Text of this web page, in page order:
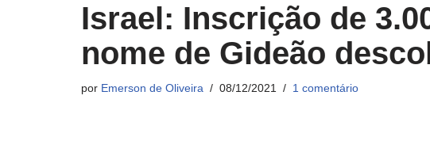
Israel: Inscrição de
nome de Gideão
por Emerson de Oliveira 08/12/2021 1 comentário